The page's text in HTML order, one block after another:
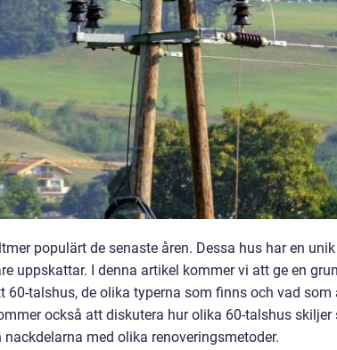
populärt de senaste åren. Dessa hus har en
uppskattar. I denna artikel kommer vi att ge en
60-talshus, de olika typerna som finns och vad som
också att diskutera hur olika 60-talshus skiljer
med olika renoveringsmetoder.